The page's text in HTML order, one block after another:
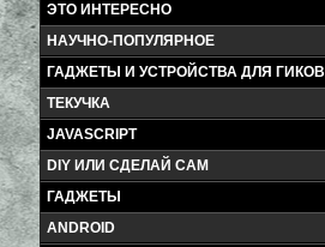
ЭТО ИНТЕРЕСНО
НАУЧНО-ПОПУЛЯРНОЕ
ГАДЖЕТЫ И УСТРОЙСТВА ДЛЯ ГИКОВ
ТЕКУЧКА
JAVASCRIPT
DIY ИЛИ СДЕЛАЙ САМ
ГАДЖЕТЫ
ANDROID